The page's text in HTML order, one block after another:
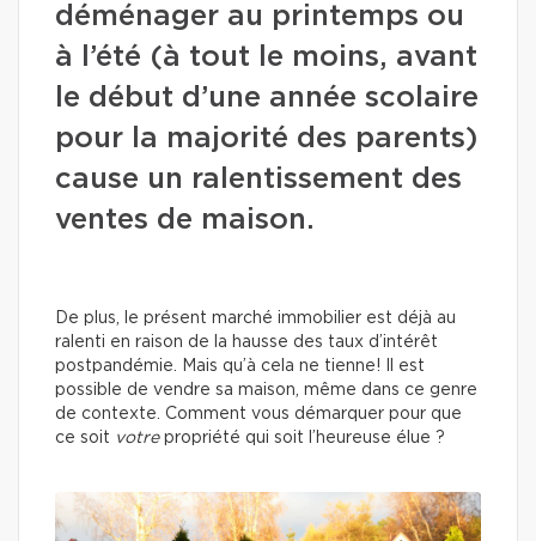
déménager au printemps ou
à l’été (à tout le moins, avant
le début d’une année scolaire
pour la majorité des parents)
cause un ralentissement des
ventes de maison.
De plus, le présent marché immobilier est déjà au
ralenti en raison de la hausse des taux d’intérêt
postpandémie. Mais qu’à cela ne tienne! Il est
possible de vendre sa maison, même dans ce genre
de contexte. Comment vous démarquer pour que
ce soit votrepropriété qui soit l’heureuse élue ?